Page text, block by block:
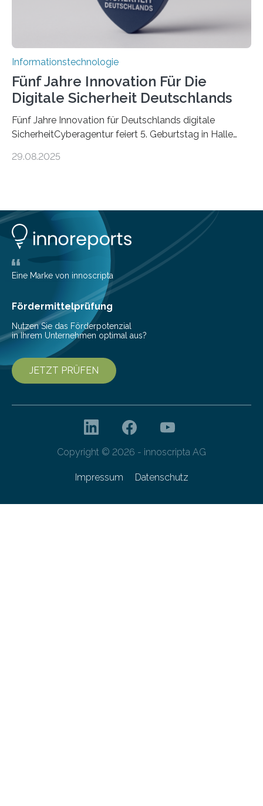
Informationstechnologie
Fünf Jahre Innovation Für Die
Digitale Sicherheit Deutschlands
Fünf Jahre Innovation für Deutschlands digitale
SicherheitCyberagentur feiert 5. Geburtstag in Halle
ErfolgeDie Agentur für Innovation in der
Forschungsarbeit, politischen Grußworten und der
feierlichen Preisverleihung des Ideenwettbewerbs
HAL2025 wurde das Jubiläum zu einem Zeichen für
Deutschlands digitale Souveränität von übermorgen.
Mit einer festlichen Veranstaltung beging die
Cyberagentur ihren 5. Geburtstag. Zahlreiche Gäste…
29.08.2025
Eine Marke von innoscripta
Fördermittelprüfung
Nutzen Sie das Förderpotenzial
in Ihrem Unternehmen optimal aus?
JETZT PRÜFEN
Copyright © 2026 - innoscripta AG
Impressum Datenschutz